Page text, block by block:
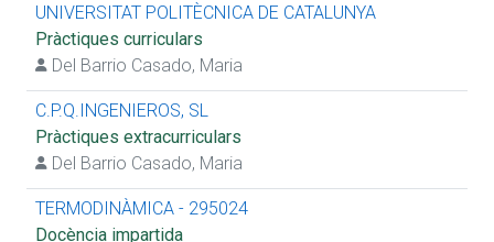
UNIVERSITAT POLITÈCNICA DE CATALUNYA
Pràctiques curriculars
Del Barrio Casado, Maria
C.P.Q.INGENIEROS, SL
Pràctiques extracurriculars
Del Barrio Casado, Maria
TERMODINÀMICA - 295024
Docència impartida